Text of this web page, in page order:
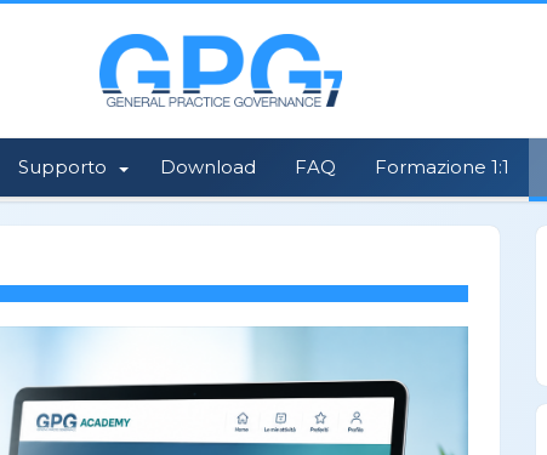
Supporto Download FAQ Formazione 1:1